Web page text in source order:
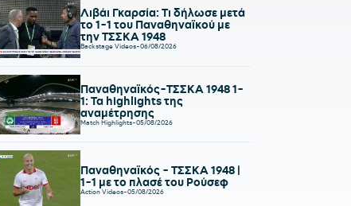
Λιβάι Γκαρσία: Τι δήλωσε μετά
το 1-1 του Παναθηναϊκού με
την ΤΣΣΚΑ 1948
Backstage Videos-06/08/2026
Παναθηναϊκός-ΤΣΣΚΑ 1948 1-
1: Τα highlights της
αναμέτρησης
Match Highlights-05/08/2026
Παναθηναϊκός - ΤΣΣΚΑ 1948 |
1-1 με το πλασέ του Ρούσεφ
Action Videos-05/08/2026